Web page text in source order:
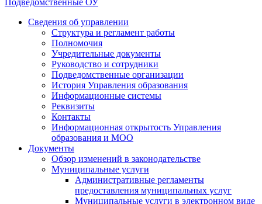
Подведомственные ОУ
Сведения об управлении
Структура и регламент работы
Полномочия
Учредительные документы
Руководство и сотрудники
Подведомственные организации
История Управления образования
Информационные системы
Реквизиты
Контакты
Информационная открытость Управления
образования и МОО
Документы
Обзор изменений в законодательстве
Муниципальные услуги
Административные регламенты
предоставления муниципальных услуг
Муниципальные услуги в электронном виде